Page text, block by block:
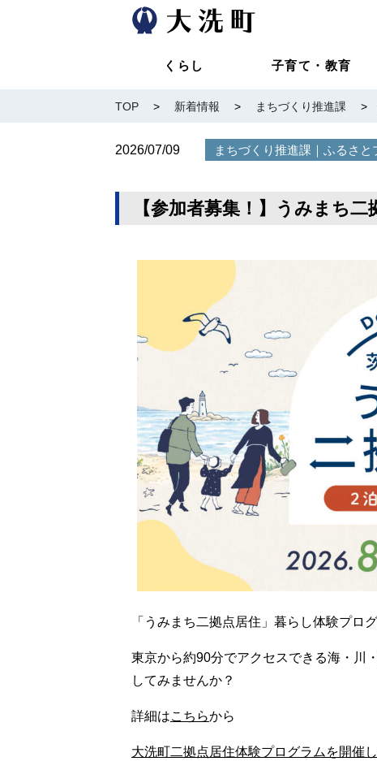
くらし 子育て・教育
TOP > 新着情報 > まちづくり推進課 >
2026/07/09 まちづくり推進課 ｜ ふるさと
【参加者募集！】うみまち
「うみまち二拠点居住」暮らし体験プロ
東京から約90分でアクセスできる海・川
してみませんか？
詳細はこちらから
大洗町二拠点居住体験プログラムを開催